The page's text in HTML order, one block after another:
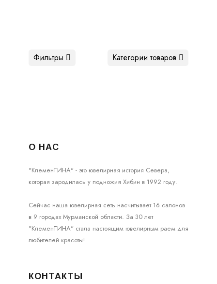
Категории товаров
Фильтры
О НАС
"КлеменТИНА" - это ювелирная история Севера,
которая зародилась у подножия Хибин в 1992 году.
Сейчас наша ювелирная сеть насчитывает 16 салонов
в 9 городах Мурманской области. За 30 лет
"КлеменТИНА" стала настоящим ювелирным раем для
любителей красоты!
КОНТАКТЫ